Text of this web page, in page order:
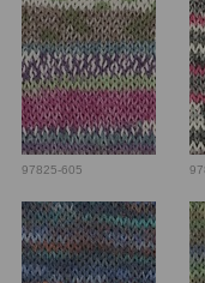
97825-605